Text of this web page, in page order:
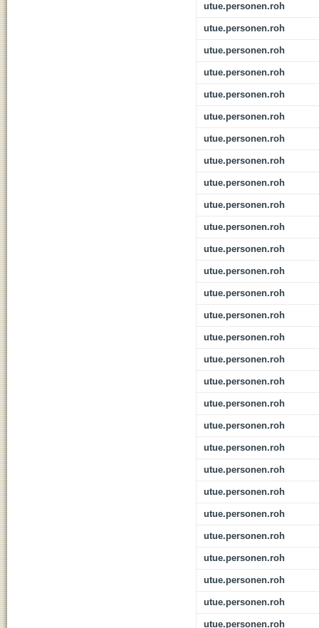
utue.personen.roh
utue.personen.roh
utue.personen.roh
utue.personen.roh
utue.personen.roh
utue.personen.roh
utue.personen.roh
utue.personen.roh
utue.personen.roh
utue.personen.roh
utue.personen.roh
utue.personen.roh
utue.personen.roh
utue.personen.roh
utue.personen.roh
utue.personen.roh
utue.personen.roh
utue.personen.roh
utue.personen.roh
utue.personen.roh
utue.personen.roh
utue.personen.roh
utue.personen.roh
utue.personen.roh
utue.personen.roh
utue.personen.roh
utue.personen.roh
utue.personen.roh
utue.personen.roh